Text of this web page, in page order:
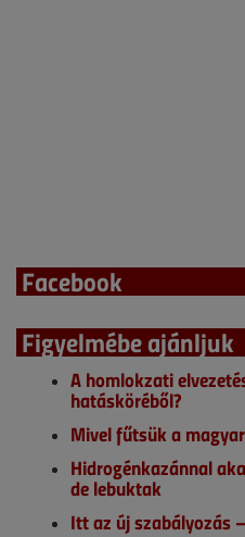
Facebook
Figyelmébe ajánljuk
A homlokzati
hatásköréből?
Mivel fűtsük a
Hidrogénkazánnal
de lebuktak
Itt az új szabályozás